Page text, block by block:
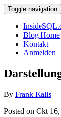
Toggle navigation
Blog Home
Kontakt
Anmelden
By Frank Kalis
Posted on Okt